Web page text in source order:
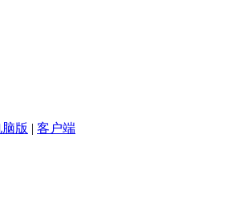
脑版 | 客户端